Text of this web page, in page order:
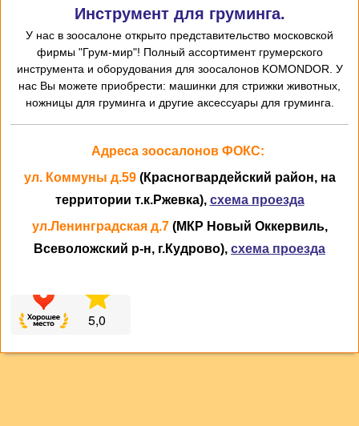
Инструмент для груминга.
У нас в зоосалоне открыто представительство московской
фирмы "Грум-мир"! Полный ассортимент грумерского
инструмента и оборудования для зоосалонов KOMONDOR. У
нас Вы можете приобрести: машинки для стрижки животных,
ножницы для груминга и другие аксессуары для груминга.
Адреса зоосалонов ФОКС:
ул. Коммуны д.59 (Красногвардейский район, на
территории т.к.Ржевка), схема проезда
ул.Ленинградская д.7 (МКР Новый Оккервиль,
Всеволожский р-н, г.Кудрово), схема проезда